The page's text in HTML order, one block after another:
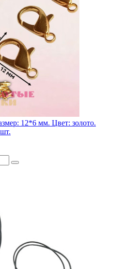
12*6 мм. Цвет: золото.